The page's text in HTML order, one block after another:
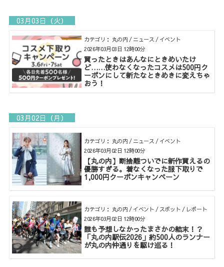
03月03日（火）
カテゴリ： 丸の内 / ニュース / イベント
買ったときはあんなにときめいたけ
ど……使わなくなったコスメは500円ク
ーポンにして新たなときめきに変えちゃ
おう！
2026年03月03日 12時00分
03月02日（月）
カテゴリ： 丸の内 / ニュース / イベント
【丸の内】断捨離ついでに新作買えるの
優勝すぎる。着なくなった服下取りで
1,000円クーポンキャンペーン
2026年03月02日 12時00分
カテゴリ： 丸の内 / イベント / スポット / レポート
誰も予想しなかったまさかの結末！？
「丸の内駅伝2026」約500人のランナー
が丸の内仲通りを駆け巡る！
2026年03月02日 12時00分